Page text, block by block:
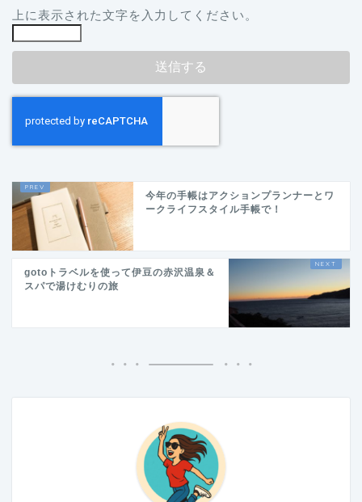
上に表示された文字を入力してください。
今年の手帳はアクションプランナーとワ
ークライフスタイル手帳で！
gotoトラベルを使って伊豆の赤沢温泉＆
スパで湯けむりの旅